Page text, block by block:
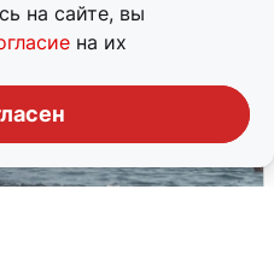
на сайте, вы
на их